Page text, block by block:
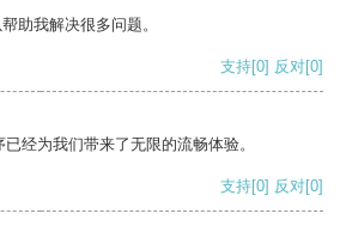
助我解决很多问题。
支持[0] 反对[0]
经为我们带来了无限的流畅体验。
支持[0] 反对[0]